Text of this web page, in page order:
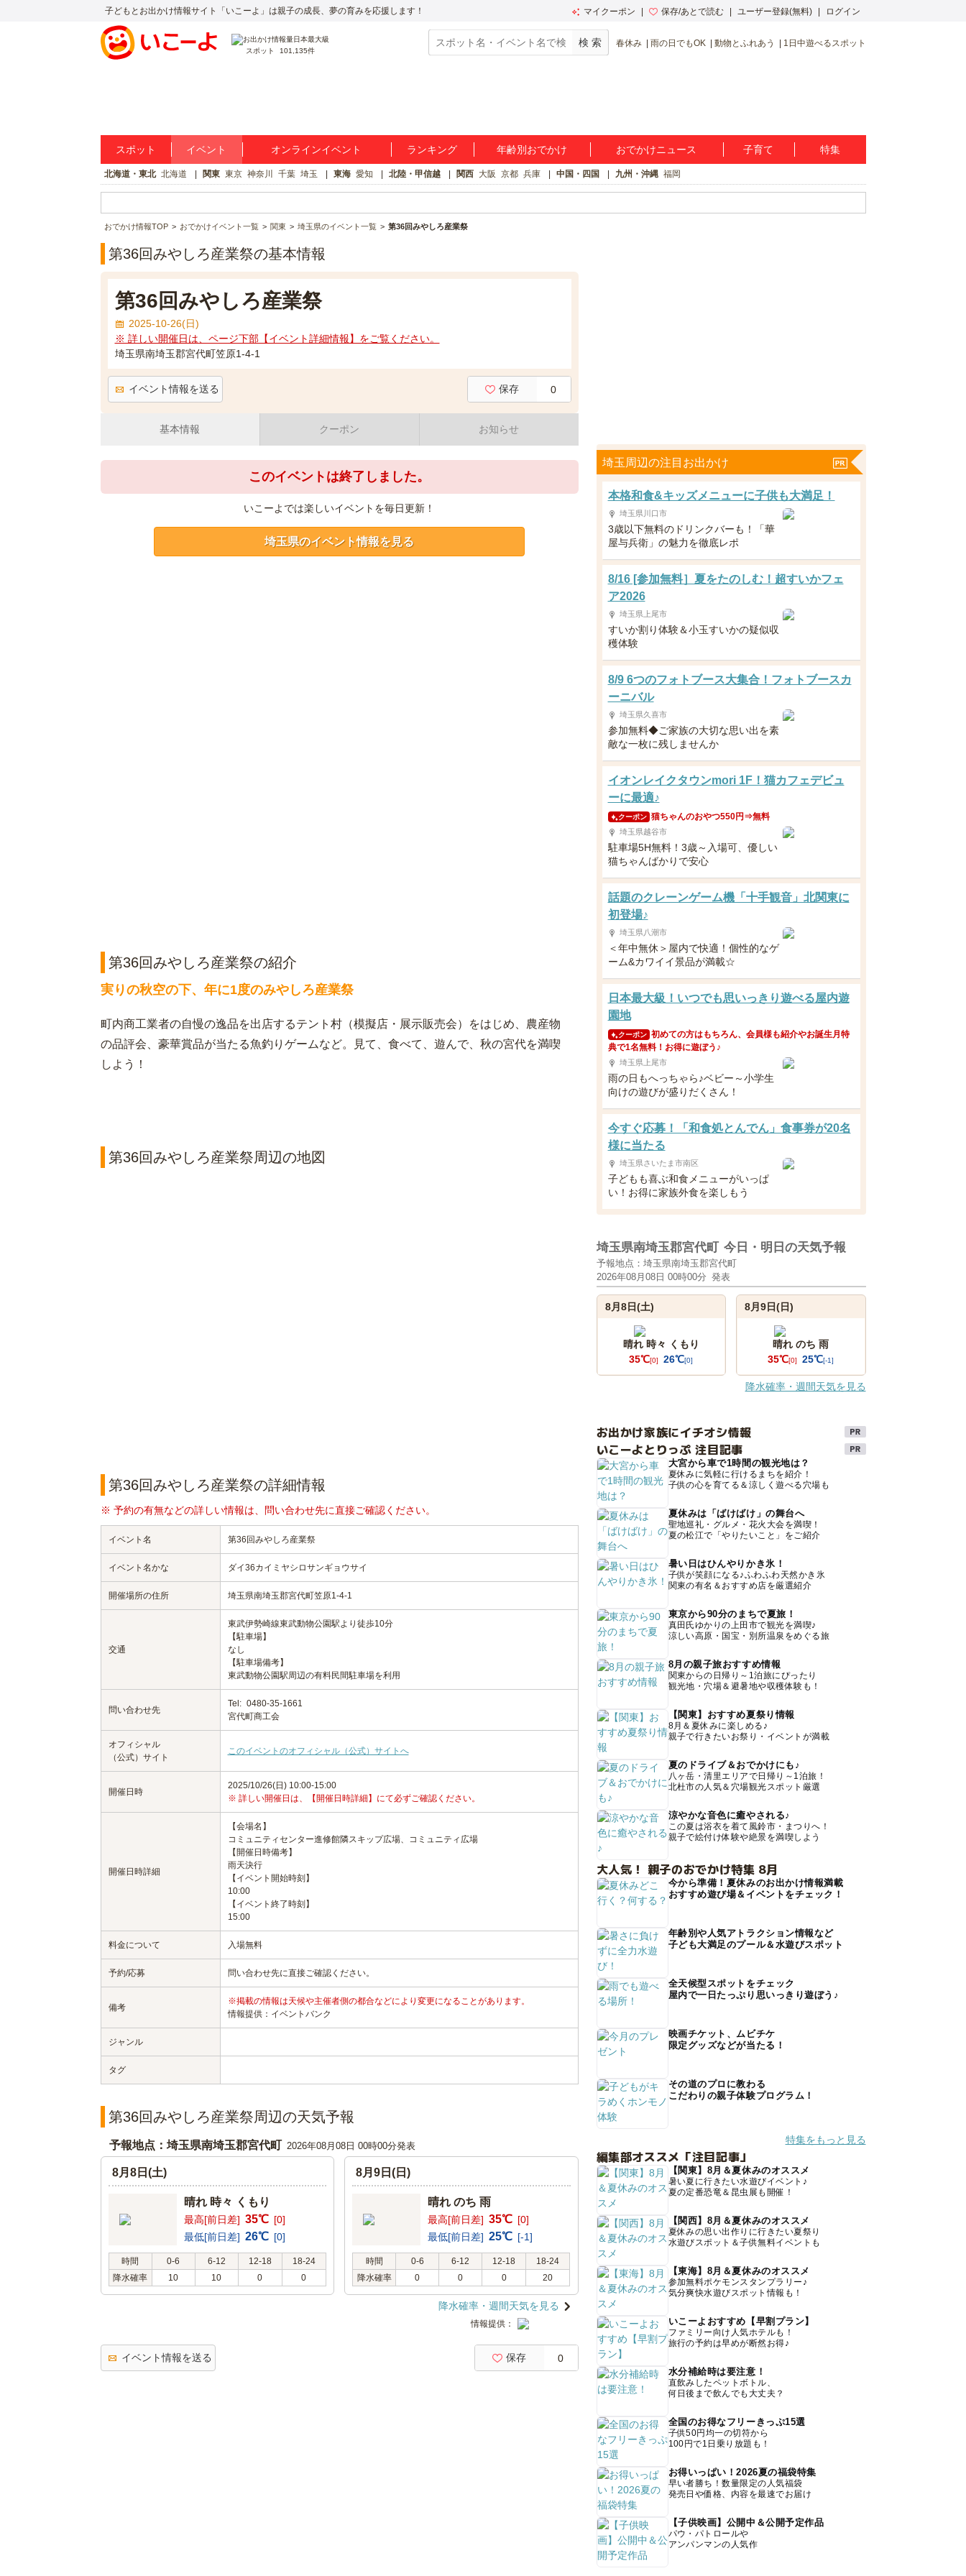
子どもとお出かけ情報サイト「いこーよ」は親子の成長、夢の育みを応援します！ マイクーポン 保存/あとで読む ユーザー登録(無料) ログイン
スポット 101,135件
春休み 雨の日でもOK 動物とふれあう 1日中遊べるスポット
スポット イベント オンラインイベント ランキング 年齢別おでかけ おでかけニュース 子育て 特集
北海道・東北 北海道 関東 東京 神奈川 千葉 埼玉 東海 愛知 北陸・甲信越 関西 大阪 京都 兵庫 中国・四国 九州・沖縄 福岡
おでかけ情報TOP おでかけイベント一覧 関東 埼玉県のイベント一覧 第36回みやしろ産業祭
第36回みやしろ産業祭の基本情報
第36回みやしろ産業祭
2025-10-26(日)
※ 詳しい開催日は、ページ下部【イベント詳細情報】をご覧ください。
埼玉県南埼玉郡宮代町笠原1-4-1
イベント情報を送る 保存 0
基本情報 クーポン お知らせ
このイベントは終了しました。
いこーよでは楽しいイベントを毎日更新！
埼玉県のイベント情報を見る
第36回みやしろ産業祭の紹介
実りの秋空の下、年に1度のみやしろ産業祭
町内商工業者の自慢の逸品を出店するテント村（模擬店・展示販売会）をはじめ、農産物
の品評会、豪華賞品が当たる魚釣りゲームなど。見て、食べて、遊んで、秋の宮代を満喫
しよう！
第36回みやしろ産業祭周辺の地図
第36回みやしろ産業祭の詳細情報
※ 予約の有無などの詳しい情報は、問い合わせ先に直接ご確認ください。
イベント名 第36回みやしろ産業祭
イベント名かな ダイ36カイミヤシロサンギョウサイ
開催場所の住所 埼玉県南埼玉郡宮代町笠原1-4-1
交通
東武伊勢崎線東武動物公園駅より徒歩10分
【駐車場】
なし
【駐車場備考】
東武動物公園駅周辺の有料民間駐車場を利用
問い合わせ先
Tel: 0480-35-1661
宮代町商工会
オフィシャル
（公式）サイト
このイベントのオフィシャル（公式）サイトへ
開催日時
2025/10/26(日) 10:00-15:00
※ 詳しい開催日は、【開催日時詳細】にて必ずご確認ください。
開催日時詳細
【会場名】
コミュニティセンター進修館隣スキップ広場、コミュニティ広場
【開催日時備考】
雨天決行
【イベント開始時刻】
10:00
【イベント終了時刻】
15:00
料金について 入場無料
予約/応募 問い合わせ先に直接ご確認ください。
備考
※掲載の情報は天候や主催者側の都合などにより変更になることがあります。
情報提供：イベントバンク
ジャンル
タグ
第36回みやしろ産業祭周辺の天気予報
予報地点：埼玉県南埼玉郡宮代町 2026年08月08日 00時00分発表
8月8日(土)
晴れ 時々 くもり
最高[前日差] 35℃ [0]
最低[前日差] 26℃ [0]
時間 0-6 6-12 12-18
18-24
降水確率
10 10 0 0
8月9日(日)
晴れ のち 雨
最高[前日差] 35℃ [0]
最低[前日差] 25℃ [-1]
時間 0-6 6-12 12-18
18-24
降水確率
0 0 0 20
降水確率・週間天気を見る
情報提供：
イベント情報を送る 保存 0
埼玉周辺の注目お出かけ
本格和食&キッズメニューに子供も大満足！
埼玉県川口市
3歳以下無料のドリンクバーも！「華
屋与兵衛」の魅力を徹底レポ
8/16 [参加無料］夏をたのしむ！超すいかフェ
ア2026
埼玉県上尾市
すいか割り体験＆小玉すいかの疑似収
穫体験
8/9 6つのフォトブース大集合！フォトブースカ
ーニバル
埼玉県久喜市
参加無料◆ご家族の大切な思い出を素
敵な一枚に残しませんか
イオンレイクタウンmori 1F！猫カフェデビュ
ーに最適♪
クーポン 猫ちゃんのおやつ550円⇒無料
埼玉県越谷市
駐車場5H無料！3歳～入場可、優しい
猫ちゃんばかりで安心
話題のクレーンゲーム機「十手観音」北関東に
初登場♪
埼玉県八潮市
＜年中無休＞屋内で快適！個性的なゲ
ーム&カワイイ景品が満載☆
日本最大級！いつでも思いっきり遊べる屋内遊
園地
クーポン 初めての方はもちろん、会員様も紹介やお誕生月特
典で1名無料！お得に遊ぼう♪
埼玉県上尾市
雨の日もへっちゃら♪ベビー～小学生
向けの遊びが盛りだくさん！
今すぐ応募！「和食処とんでん」食事券が20名
様に当たる
埼玉県さいたま市南区
子どもも喜ぶ和食メニューがいっぱ
い！お得に家族外食を楽しもう
埼玉県南埼玉郡宮代町 今日・明日の天気予報
予報地点：埼玉県南埼玉郡宮代町
2026年08月08日 00時00分 発表
8月8日(土)
晴れ 時々 くもり
35℃[0] 26℃[0]
8月9日(日)
晴れ のち 雨
35℃[0] 25℃[-1]
降水確率・週間天気を見る
お出かけ家族にイチオシ情報
いこーよとりっぷ 注目記事
大宮から車で1時間の観光地は？
夏休みに気軽に行けるまちを紹介！
子供の心を育てる＆涼しく遊べる穴場も
夏休みは「ばけばけ」の舞台へ
聖地巡礼・グルメ・花火大会を満喫！
夏の松江で「やりたいこと」をご紹介
暑い日はひんやりかき氷！
子供が笑顔になる♪ふわふわ天然かき氷
関東の有名＆おすすめ店を厳選紹介
東京から90分のまちで夏旅！
真田氏ゆかりの上田市で観光を満喫♪
涼しい高原・国宝・別所温泉をめぐる旅
8月の親子旅おすすめ情報
関東からの日帰り～1泊旅にぴったり
観光地・穴場＆避暑地や収穫体験も！
【関東】おすすめ夏祭り情報
8月＆夏休みに楽しめる♪
親子で行きたいお祭り・イベントが満載
夏のドライブ＆おでかけにも♪
八ヶ岳・清里エリアで日帰り～1泊旅！
北杜市の人気＆穴場観光スポット厳選
涼やかな音色に癒やされる♪
この夏は浴衣を着て風鈴市・まつりへ！
親子で絵付け体験や絶景を満喫しよう
大人気！ 親子のおでかけ特集 8月
今から準備！夏休みのお出かけ情報満載
おすすめ遊び場＆イベントをチェック！
年齢別や人気アトラクション情報など
子ども大満足のプール＆水遊びスポット
全天候型スポットをチェック
屋内で一日たっぷり思いっきり遊ぼう♪
映画チケット、ムビチケ
限定グッズなどが当たる！
その道のプロに教わる
こだわりの親子体験プログラム！
特集をもっと見る
編集部オススメ「注目記事」
【関東】8月＆夏休みのオススメ
暑い夏に行きたい水遊びイベント♪
夏の定番恐竜＆昆虫展も開催！
【関西】8月＆夏休みのオススメ
夏休みの思い出作りに行きたい夏祭り
水遊びスポット＆子供無料イベントも
【東海】8月＆夏休みのオススメ
参加無料ポケモンスタンプラリー♪
気分爽快水遊びスポット情報も！
いこーよおすすめ【早割プラン】
ファミリー向け人気ホテルも！
旅行の予約は早めが断然お得♪
水分補給時は要注意！
直飲みしたペットボトル、
何日後まで飲んでも大丈夫？
全国のお得なフリーきっぷ15選
子供50円均一の切符から
100円で1日乗り放題も！
お得いっぱい！2026夏の福袋特集
早い者勝ち！数量限定の人気福袋
発売日や価格、内容を最速でお届け
【子供映画】公開中＆公開予定作品
パウ・パトロールや
アンパンマンの人気作